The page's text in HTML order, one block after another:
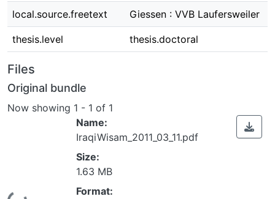
local.source.freetext Giessen : VVB Laufersweiler
thesis.level thesis.doctoral
Files
Original bundle
Now showing 1 - 1 of 1
Name:
IraqiWisam_2011_03_11.pdf
Size:
1.63 MB
Format: